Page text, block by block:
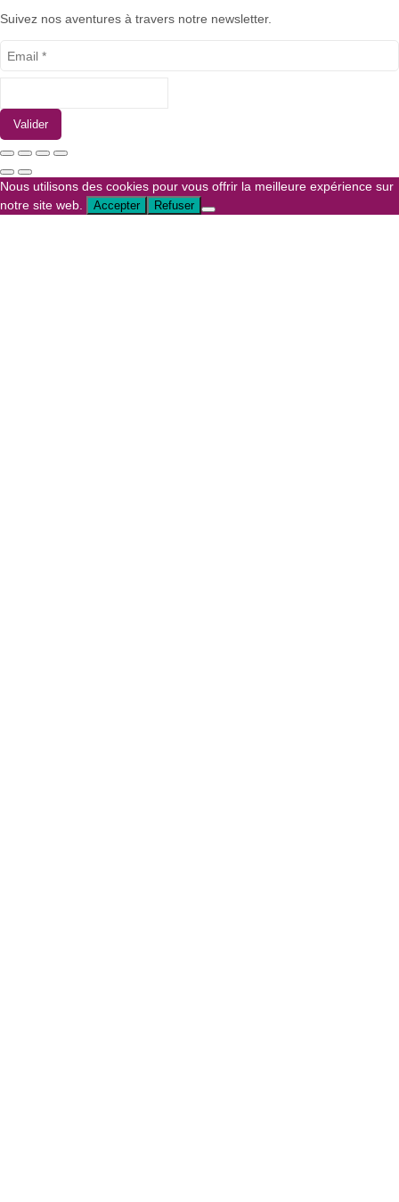
Suivez nos aventures à travers notre newsletter.
Valider
Nous utilisons des cookies pour vous offrir la meilleure expérience sur
notre site web.
Accepter Refuser